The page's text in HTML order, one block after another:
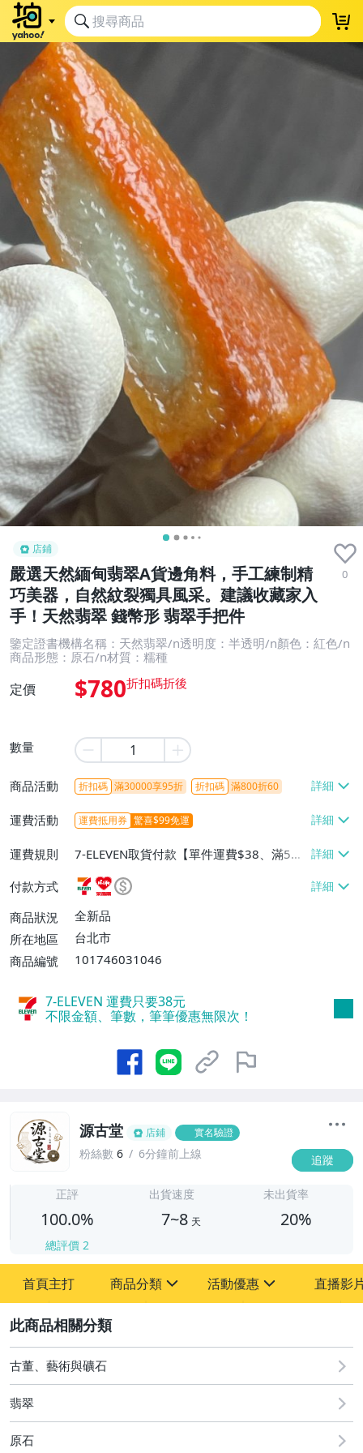
店鋪
嚴選天然緬甸翡翠A貨邊角料，手工練制精
巧美器，自然紋裂獨具風采。建議收藏家入
手！天然翡翠 錢幣形 翡翠手把件
0
鑒定證書機構名稱：天然翡翠/n透明度：半透明/n顏色：紅色/n
商品形態：原石/n材質：糯種
定價 $780
數量
商品活動 折扣碼 滿30000享95折 折扣碼 滿800折60
運費活動 運費抵用券 驚喜$99免運
運費規則
7-ELEVEN取貨付款【單件運費$38、滿5件
或消費滿$1298免運費】、7-ELEVEN取貨
不付款【免運費】、萊爾富取貨付款【單件
運費$60、滿5件或消費滿$1298免運
費】、宅配/貨運【單件運費$120、滿5件
付款方式
商品狀況
全新品
所在地區
台北市
商品編號
101746031046
7-ELEVEN 運費只要38元
不限金額、筆數，筆筆優惠無限次！
源古堂 店鋪 實名驗證
粉絲數 6 6分鐘前上線 追蹤
正評
100.0%
總評價 2
出貨速度
7~8 天
未出貨率
20%
首頁主打 商品分類
其它
活動優惠
[全店] 周年慶
[全店] 粉絲專享
直播影
古董、藝術與礦石
翡翠
原石